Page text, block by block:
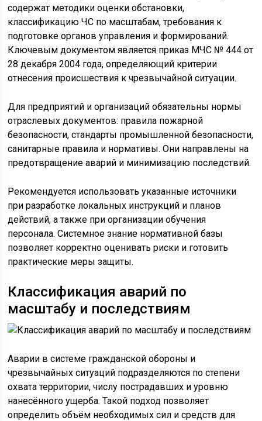
содержат методики оценки обстановки,
классификацию ЧС по масштабам, требования к
подготовке органов управления и формирований.
Ключевым документом является приказ МЧС № 444 от
28 декабря 2004 года, определяющий критерии
отнесения происшествия к чрезвычайной ситуации.
Для предприятий и организаций обязательны нормы
отраслевых документов: правила пожарной
безопасности, стандарты промышленной безопасности,
санитарные правила и нормативы. Они направлены на
предотвращение аварий и минимизацию последствий.
Рекомендуется использовать указанные источники
при разработке локальных инструкций и планов
действий, а также при организации обучения
персонала. Системное знание нормативной базы
позволяет корректно оценивать риски и готовить
практические меры защиты.
Классификация аварий по
масштабу и последствиям
Аварии в системе гражданской обороны и
чрезвычайных ситуаций подразделяются по степени
охвата территории, числу пострадавших и уровню
нанесённого ущерба. Такой подход позволяет
определить объём необходимых сил и средств для